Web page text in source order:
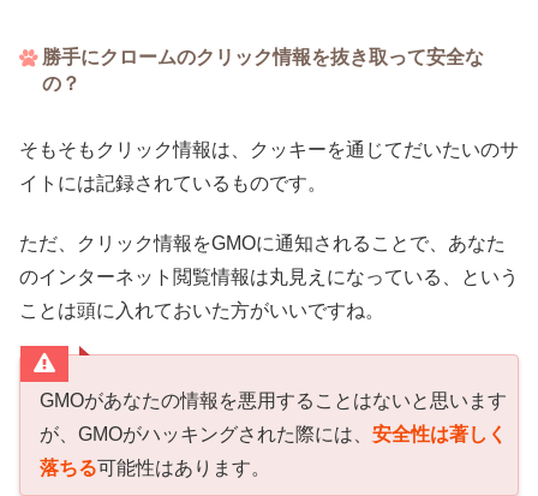
勝手にクロームのクリック情報を抜き取って安全な
の？
そもそもクリック情報は、クッキーを通じてだいたいのサ
イトには記録されているものです。
ただ、クリック情報をGMOに通知されることで、あなた
のインターネット閲覧情報は丸見えになっている、という
ことは頭に入れておいた方がいいですね。
GMOがあなたの情報を悪用することはないと思います
が、GMOがハッキングされた際には、 安全性は著しく
落ちる可能性はあります。